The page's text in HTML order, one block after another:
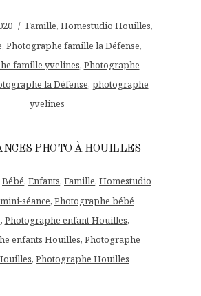
Famille, Homestudio Houilles,
, Photographe famille la Défense,
famille yvelines, Photographe
la Défense, photographe
yvelines
PHOTO À HOUILLES
Bébé, Enfants, Famille, Homestudio
mini-séance, Photographe bébé
, Photographe enfant Houilles,
enfants Houilles, Photographe
, Photographe Houilles